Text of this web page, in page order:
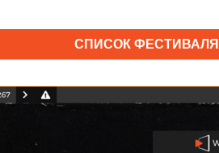
СПИСОК ФЕСТИВАЛЯ